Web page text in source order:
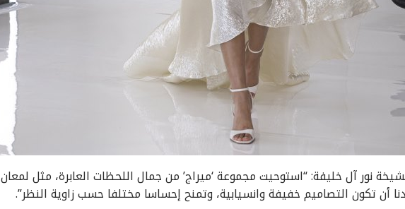
نور آل خليفة: “استوحيت مجموعة ‘ميراج’ من جمال اللحظات العابرة، مثل لمعان
أن تكون التصاميم خفيفة وانسيابية، وتمنح إحساسا مختلفا حسب زاوية النظر”.